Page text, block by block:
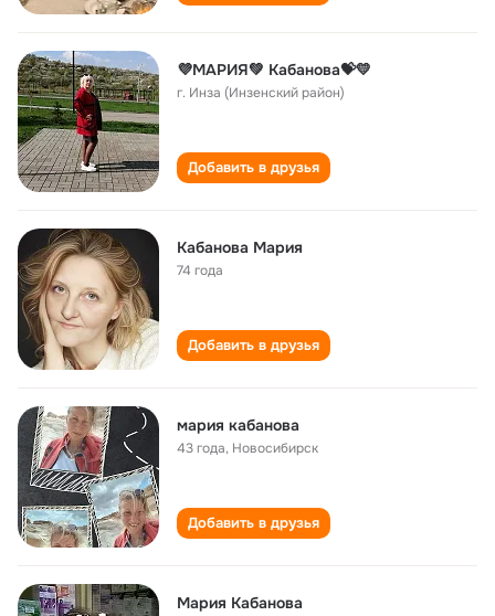
💜МАРИЯ💚 Кабанова💝💛
г. Инза (Инзенский район)
Добавить в друзья
Кабанова Мария
74 года
Добавить в друзья
мария кабанова
43 года, Новосибирск
Добавить в друзья
Мария Кабанова